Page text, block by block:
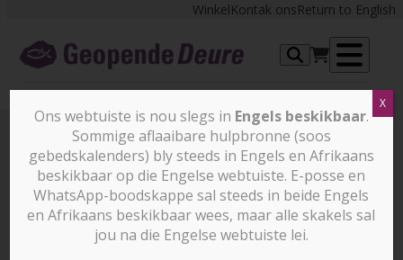
content
WinkelKontak onsReturn to English
Prayer Points
Prayer Points 3 Desember 2025
Ons webtuiste is nou slegs in Engels beskikbaar.
Sommige aflaaibare hulpbronne (soos
gebedskalenders) bly steeds in Engels en Afrikaans
beskikbaar op die Engelse webtuiste. E-posse en
WhatsApp-boodskappe sal steeds in beide Engels
en Afrikaans beskikbaar wees, maar alle skakels sal
jou na die Engelse webtuiste lei.
X